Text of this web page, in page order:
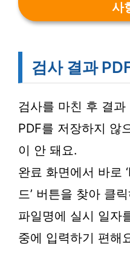
사
검사 결과
검사를 마친 후 결
PDF를 저장하지 않
이 안 돼요.
완료 화면에서 바로
드’ 버튼을 찾아 클
파일명에 실시 일자
중에 입력하기 편해